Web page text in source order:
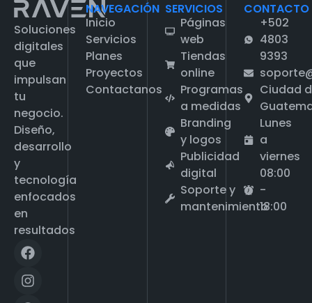
Soluciones
digitales
que
impulsan
tu
negocio.
Diseño,
desarrollo
y
tecnología
enfocados
en
resultados
NAVEGACIÓN
Inicio
Servicios
Planes
Proyectos
Contactanos
SERVICIOS
Páginas
web
Tiendas
online
Programas
a medidas
Branding
y logos
Publicidad
digital
Soporte y
mantenimiento
CONTACTO
+502
4803
9393
Ciudad
Lunes
a
viernes
08:00
-
18:00